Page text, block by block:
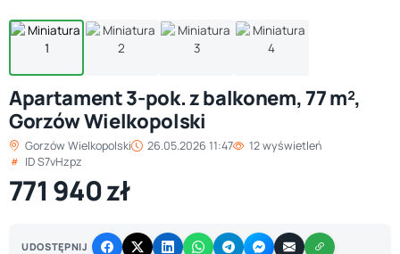
Apartament 3-pok. z balkonem, 77 m²,
Gorzów Wielkopolski
Gorzów Wielkopolski 26.05.2026 11:47
12 wyświetleń
ID S7vHzpz
771 940 zł
UDOSTĘPNIJ